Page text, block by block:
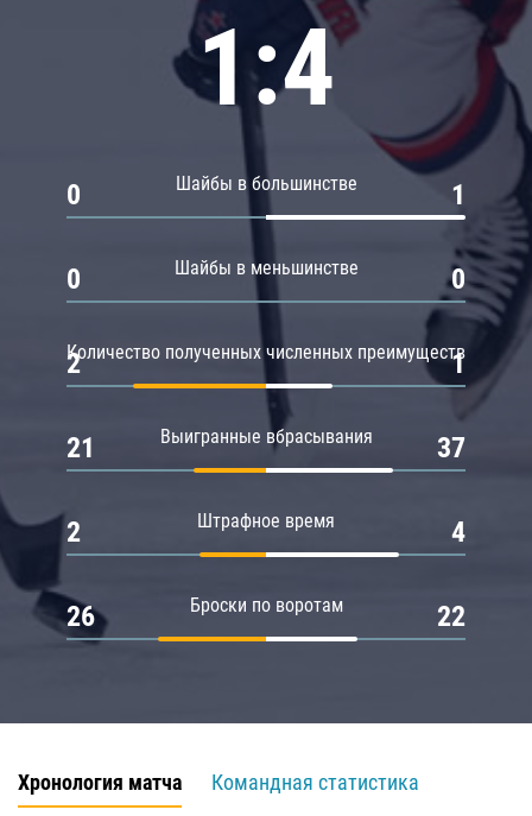
1:4
Шайбы в большинстве
0 1
Шайбы в меньшинстве
0 0
Количество полученных численных преимуществ
2 1
Выигранные вбрасывания
21 37
Штрафное время
2 4
Броски по воротам
26 22
Хронология матча
Командная статистика